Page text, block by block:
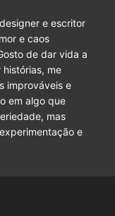
e escritor
e caos
de dar vida a
me
improváveis e
em algo que
mas
e